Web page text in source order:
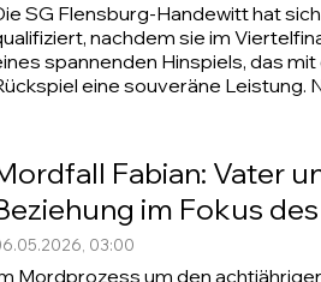
SG Flensburg-Handewitt hat
nachdem sie im
spannenden Hinspiels, das
eine souveräne Leistung.
Fabian: Vater
im Fokus
03:00
Mordprozess um den